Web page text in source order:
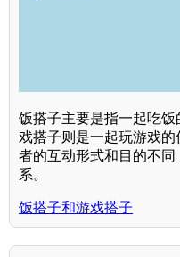
饭搭子主要是指一起吃
戏搭子则是一起玩游戏
者的互动形式和目的不
系。
饭搭子和游戏搭子